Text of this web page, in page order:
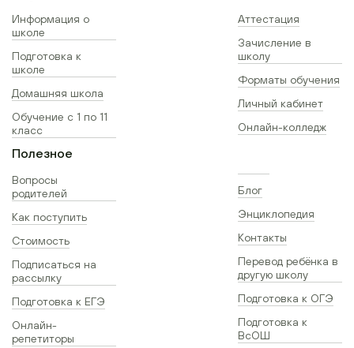
Информация о
школе
Подготовка к
школе
Домашняя школа
Обучение с 1 по 11
класс
Аттестация
Зачисление в
школу
Форматы обучения
Личный кабинет
Онлайн-колледж
Полезное
Вопросы
родителей
Как поступить
Стоимость
Подписаться на
рассылку
Подготовка к ЕГЭ
Онлайн-
репетиторы
Блог
Энциклопедия
Контакты
Перевод ребёнка в
другую школу
Подготовка к ОГЭ
Подготовка к
ВсОШ